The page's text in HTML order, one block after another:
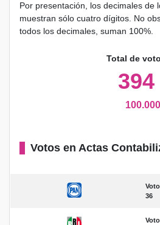
Por presentación, los decimales de
muestran sólo cuatro dígitos. No
todos los decimales, suman 100%.
Total de
394
Votos en Actas
36